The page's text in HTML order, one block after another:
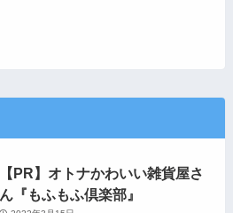
【PR】オトナかわいい雑貨屋さ
ん『もふもふ倶楽部』